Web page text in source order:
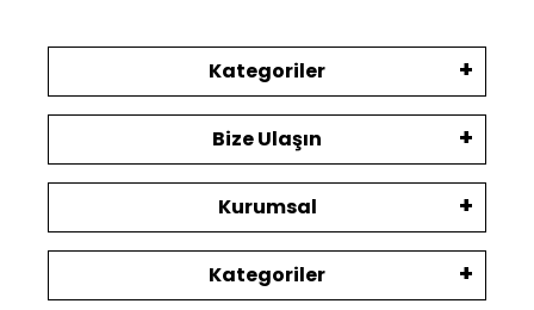
Kategoriler
Bize Ulaşın
Kurumsal
Kategoriler